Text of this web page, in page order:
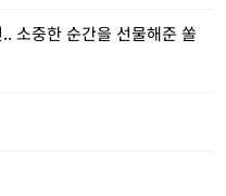
소중한 순간을 선물해준 쏠